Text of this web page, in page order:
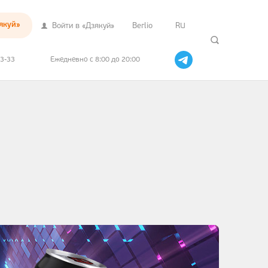
Войти в «Дзякуй» Berlio RU
33 Ежедневно с 8:00 до 20:00